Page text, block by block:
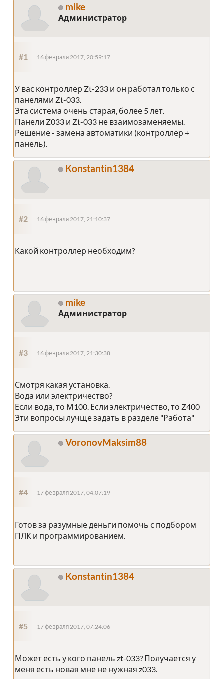
mike
Администратор
#1 16 февраля 2017, 20:59:17
У вас контроллер Zt-233 и он работал только с
панелями Zt-033.
Эта система очень старая, более 5 лет.
Панели Z033 и Zt-033 не взаимозаменяемы.
Решение - замена автоматики (контроллер +
панель).
Konstantin1384
#2 16 февраля 2017, 21:10:37
Какой контроллер необходим?
mike
Администратор
#3 16 февраля 2017, 21:30:38
Смотря какая установка.
Вода или электричество?
Если вода, то М100. Если электричество, то Z400
Эти вопросы лучще задать в разделе "Работа"
VoronovMaksim88
#4 17 февраля 2017, 04:07:19
Готов за разумные деньги помочь с подбором
ПЛК и программированием.
Konstantin1384
#5 17 февраля 2017, 07:24:06
Может есть у кого панель zt-033? Получается у
меня есть новая мне не нужная z033.